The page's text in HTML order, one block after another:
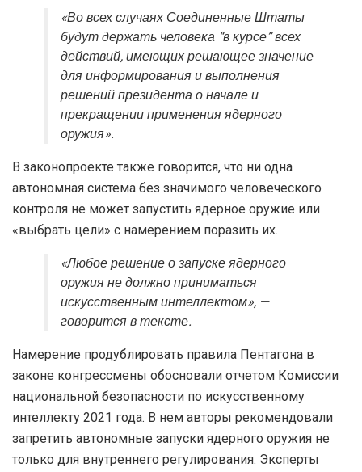
«Во всех случаях Соединенные Штаты
будут держать человека “в курсе” всех
действий, имеющих решающее значение
для информирования и выполнения
решений президента о начале и
прекращении применения ядерного
оружия».
В законопроекте также говорится, что ни одна
автономная система без значимого человеческого
контроля не может запустить ядерное оружие или
«выбрать цели» с намерением поразить их.
«Любое решение о запуске ядерного
оружия не должно приниматься
искусственным интеллектом», —
говорится в тексте.
Намерение продублировать правила Пентагона в
законе конгрессмены обосновали отчетом Комиссии
национальной безопасности по искусственному
интеллекту 2021 года. В нем авторы рекомендовали
запретить автономные запуски ядерного оружия не
только для внутреннего регулирования. Эксперты